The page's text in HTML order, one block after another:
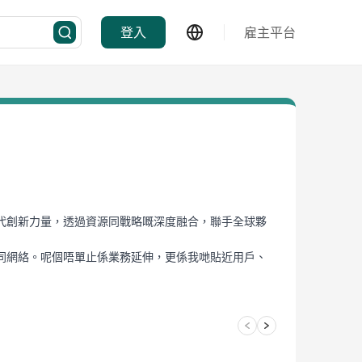
登入 雇主平台
新力量，透過資源同戰略嘅深度融合，聯手全球夥
絡。呢個唔單止係業務延伸，更係我哋貼近用戶、